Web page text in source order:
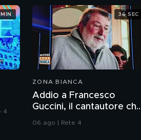
4
ZONA BIANCA
Addio a Francesco
Guccini, il cantautore
ha raccontato l'Italia
06 ago | Rete 4
36 SEC